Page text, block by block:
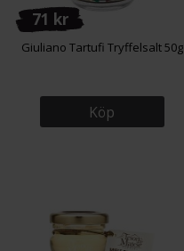
71 kr
Giuliano Tartufi Tryffelsalt 50g
Köp